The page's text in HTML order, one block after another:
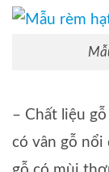
– Chất liệu
có vân gỗ nổi